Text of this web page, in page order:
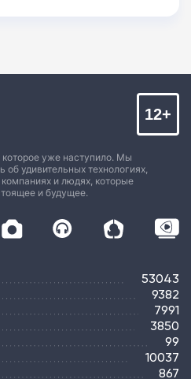
которое уже наступило. Мы
об удивительных технологиях,
и людях, которые
и будущее.
12+
53043
9382
7991
3850
99
10037
867